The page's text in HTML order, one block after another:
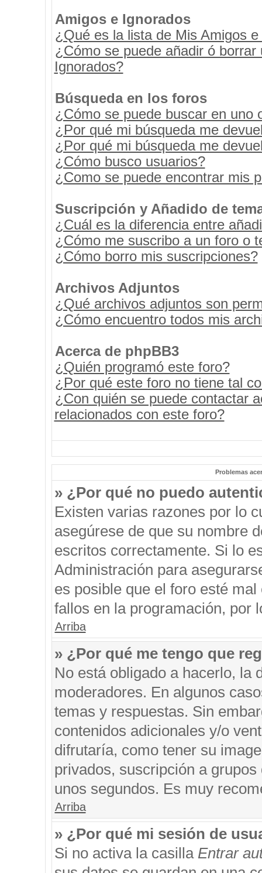
Amigos e Ignorados
¿Qué es la lista de Mis Amigos
¿Cómo se puede añadir ó
Ignorados?
Búsqueda en los foros
¿Cómo se puede buscar en uno
¿Por qué mi búsqueda me
¿Por qué mi búsqueda me
¿Cómo busco usuarios?
¿Como se puede encontrar mis
Suscripción y Añadido de
¿Cuál es la diferencia entre
¿Cómo me suscribo a un foro o
¿Cómo borro mis suscripciones?
Archivos Adjuntos
¿Qué archivos adjuntos son
¿Cómo encuentro todos mis
Acerca de phpBB3
¿Quién programó este foro?
¿Por qué este foro no tiene tal
¿Con quién se puede contactar
relacionados con este foro?
Problemas
» ¿Por qué no puedo
Existen varias razones por lo
asegúrese de que su nombre
escritos correctamente. Si lo
Administración para
es posible que el foro esté
fallos en la programación, por
Arriba
» ¿Por qué me tengo que
No está obligado a hacerlo, la
moderadores. En algunos
temas y respuestas. Sin
contenidos adicionales y/o
difrutaría, como tener su
privados, suscripción a
unos segundos. Es muy
Arriba
» ¿Por qué mi sesión de
Si no activa la casilla Entrar